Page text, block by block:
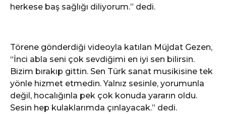
herkese baş sağlığı diliyorum.” dedi.
Törene gönderdiği videoyla katılan Müjdat Gezen,
“İnci abla seni çok sevdiğimi en iyi sen bilirsin.
Bizim bırakıp gittin. Sen Türk sanat musikisine tek
yönle hizmet etmedin. Yalnız sesinle, yorumunla
değil, hocalığınla pek çok konuda yararın oldu.
Sesin hep kulaklarımda çınlayacak.” dedi.